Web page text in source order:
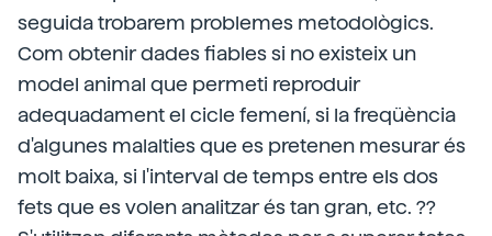
seguida trobarem problemes metodològics.
Com obtenir dades fiables si no existeix un
model animal que permeti reproduir
adequadament el cicle femení, si la freqüència
d'algunes malalties que es pretenen mesurar és
molt baixa, si l'interval de temps entre els dos
fets que es volen analitzar és tan gran, etc. ??